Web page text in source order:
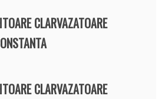
CLARVAZATOARE
CLARVAZATOARE